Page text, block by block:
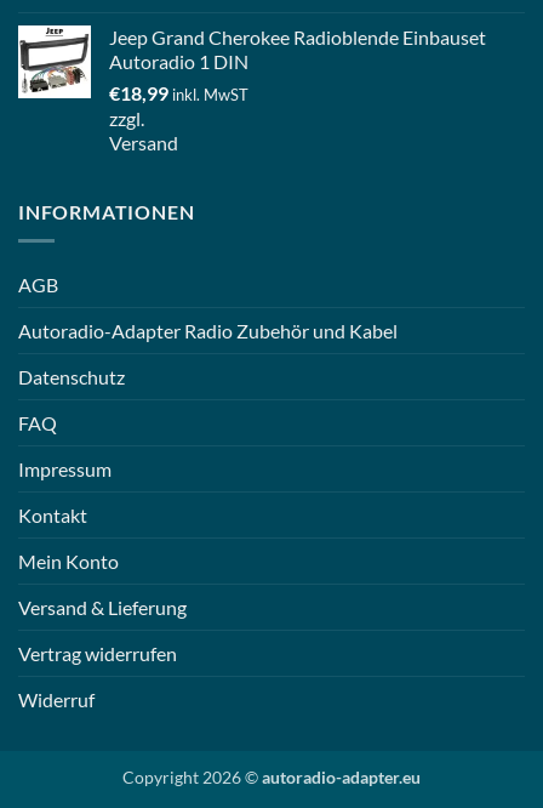
Jeep Grand Cherokee Radioblende Einbauset
Autoradio 1 DIN
€18,99 inkl. MwST
zzgl.
Versand
INFORMATIONEN
AGB
Autoradio-Adapter Radio Zubehör und Kabel
Datenschutz
FAQ
Impressum
Kontakt
Mein Konto
Versand & Lieferung
Vertrag widerrufen
Widerruf
Copyright 2026 ©autoradio-adapter.eu